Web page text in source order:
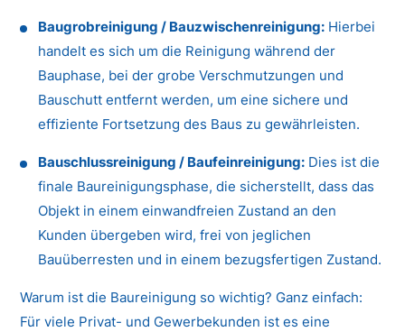
Baugrobreinigung / Bauzwischenreinigung: Hierbei
handelt es sich um die Reinigung während der
Bauphase, bei der grobe Verschmutzungen und
Bauschutt entfernt werden, um eine sichere und
effiziente Fortsetzung des Baus zu gewährleisten.
Bauschlussreinigung / Baufeinreinigung: Dies ist die
finale Baureinigungsphase, die sicherstellt, dass das
Objekt in einem einwandfreien Zustand an den
Kunden übergeben wird, frei von jeglichen
Bauüberresten und in einem bezugsfertigen Zustand.
Warum ist die Baureinigung so wichtig? Ganz einfach:
Für viele Privat- und Gewerbekunden ist es eine